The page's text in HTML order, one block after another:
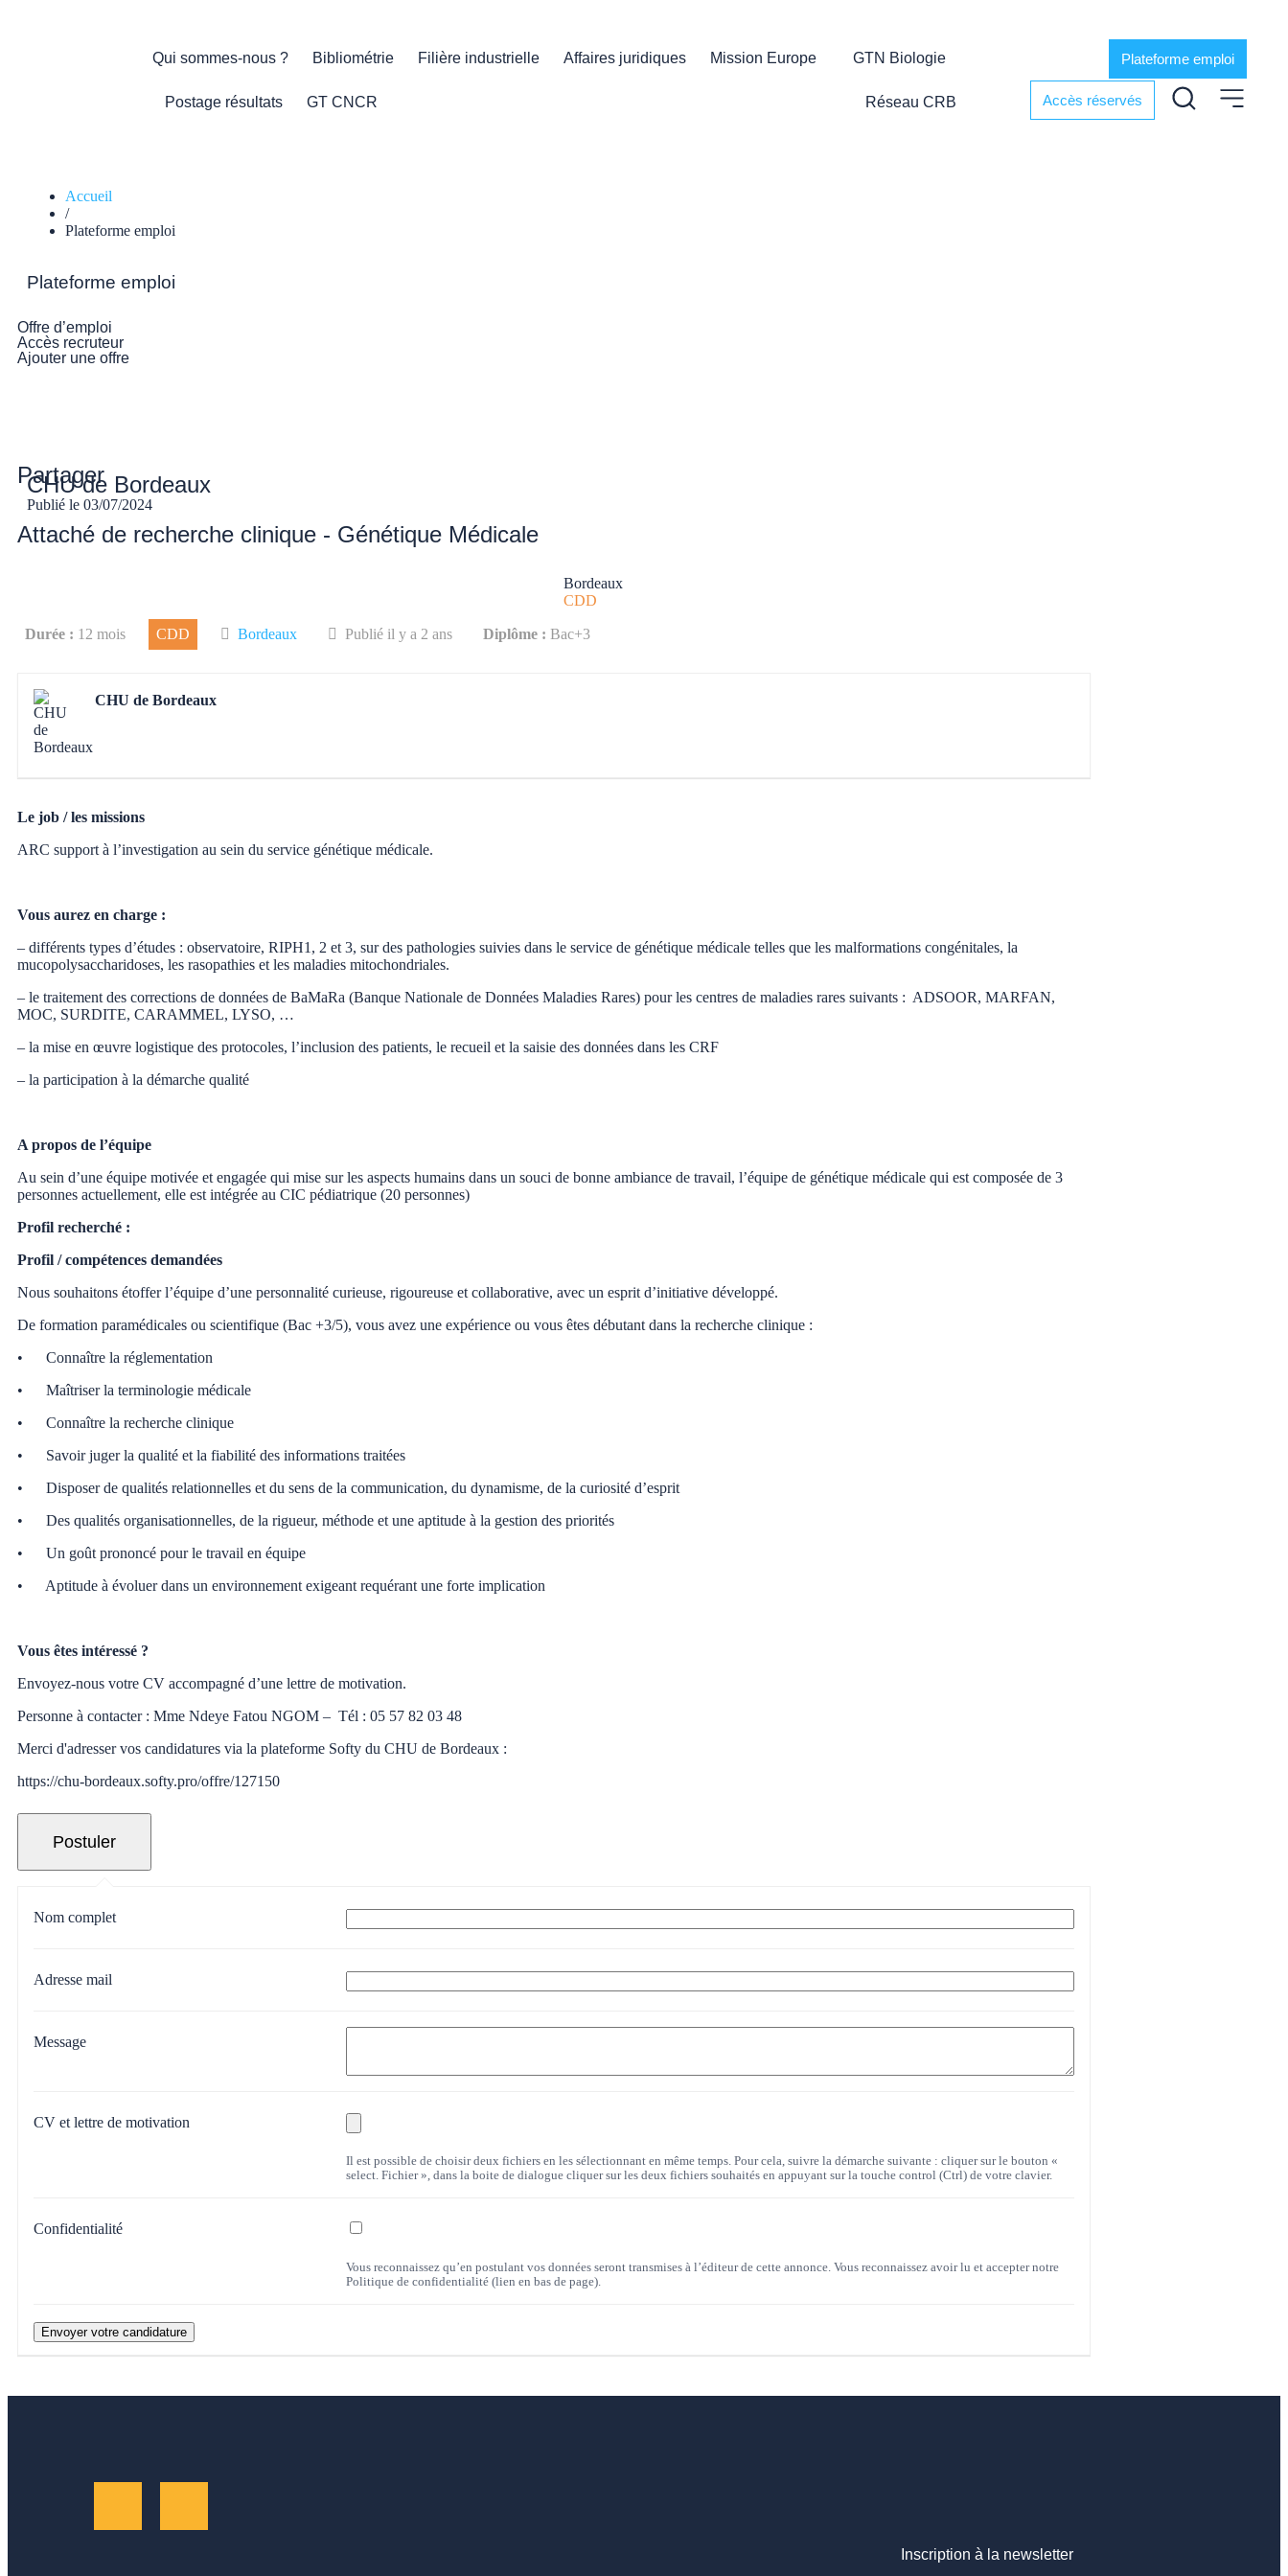
Qui sommes-nous ? Bibliométrie Filière industrielle Affaires juridiques Mission Europe
Postage résultats GT CNCR
GTN Biologie
Réseau CRB
Plateforme emploi
Accès réservés
Accueil
/
Plateforme emploi
Plateforme emploi
Offre d’emploi
Accès recruteur
Ajouter une offre
CHU de Bordeaux
Publié le 03/07/2024
Attaché de recherche clinique - Génétique Médicale
Bordeaux
CDD
Partager
Durée : 12 mois CDD Bordeaux Publié il y a 2 ans Diplôme : Bac+3
CHU de Bordeaux
Le job / les missions
ARC support à l’investigation au sein du service génétique médicale.
Vous aurez en charge :
– différents types d’études : observatoire, RIPH1, 2 et 3, sur des pathologies suivies dans le service de génétique médicale telles que les malformations congénitales, la
mucopolysaccharidoses, les rasopathies et les maladies mitochondriales.
– le traitement des corrections de données de BaMaRa (Banque Nationale de Données Maladies Rares) pour les centres de maladies rares suivants : ADSOOR, MARFAN,
MOC, SURDITE, CARAMMEL, LYSO, …
– la mise en œuvre logistique des protocoles, l’inclusion des patients, le recueil et la saisie des données dans les CRF
– la participation à la démarche qualité
A propos de l’équipe
Au sein d’une équipe motivée et engagée qui mise sur les aspects humains dans un souci de bonne ambiance de travail, l’équipe de génétique médicale qui est composée de 3
personnes actuellement, elle est intégrée au CIC pédiatrique (20 personnes)
Profil recherché :
Profil / compétences demandées
Nous souhaitons étoffer l’équipe d’une personnalité curieuse, rigoureuse et collaborative, avec un esprit d’initiative développé.
De formation paramédicales ou scientifique (Bac +3/5), vous avez une expérience ou vous êtes débutant dans la recherche clinique :
• Connaître la réglementation
• Maîtriser la terminologie médicale
• Connaître la recherche clinique
• Savoir juger la qualité et la fiabilité des informations traitées
• Disposer de qualités relationnelles et du sens de la communication, du dynamisme, de la curiosité d’esprit
• Des qualités organisationnelles, de la rigueur, méthode et une aptitude à la gestion des priorités
• Un goût prononcé pour le travail en équipe
• Aptitude à évoluer dans un environnement exigeant requérant une forte implication
Vous êtes intéressé ?
Envoyez-nous votre CV accompagné d’une lettre de motivation.
Personne à contacter : Mme Ndeye Fatou NGOM – Tél : 05 57 82 03 48
Merci d'adresser vos candidatures via la plateforme Softy du CHU de Bordeaux :
https://chu-bordeaux.softy.pro/offre/127150
Nom complet
Adresse mail
Message
CV et lettre de motivation
Il est possible de choisir deux fichiers en les sélectionnant en même temps. Pour cela, suivre la démarche suivante : cliquer sur le bouton «
select. Fichier », dans la boite de dialogue cliquer sur les deux fichiers souhaités en appuyant sur la touche control (Ctrl) de votre clavier.
Confidentialité
Vous reconnaissez qu’en postulant vos données seront transmises à l’éditeur de cette annonce. Vous reconnaissez avoir lu et accepter notre
Politique de confidentialité (lien en bas de page).
Inscription à la newsletter